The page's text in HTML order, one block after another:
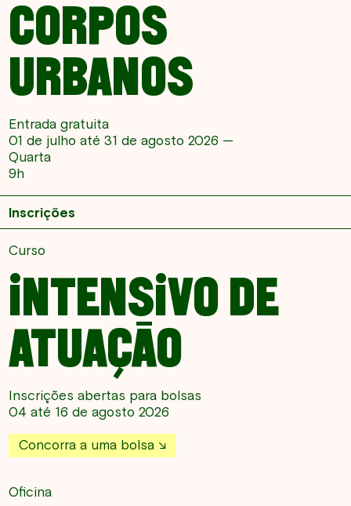
Inscrições
Curso
INTENSIVO DE
ATUAÇÃO
Inscrições abertas para bolsas
04 até 16 de agosto 2026
Concorra a uma bolsa
Oficina
CORPOS
URBANOS
Entrada gratuita
01 de julho até 31 de agosto 2026 —
Quarta
9h